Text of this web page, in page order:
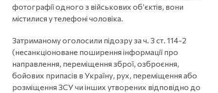
фотографії одного з військових об’єктів, вони
містилися у телефоні чоловіка.
Затриманому оголосили підозру за ч. 3 ст. 114-2
(несанкціоноване поширення інформації про
направлення, переміщення зброї, озброєння,
бойових припасів в Україну, рух, переміщення або
розміщення ЗСУ чи інших утворених відповідно до